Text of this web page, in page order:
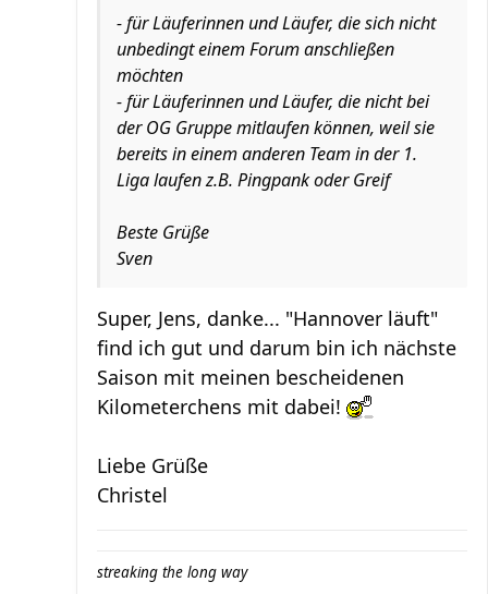
- für Läuferinnen und Läufer, die sich nicht
unbedingt einem Forum anschließen
möchten
- für Läuferinnen und Läufer, die nicht bei
der OG Gruppe mitlaufen können, weil sie
bereits in einem anderen Team in der 1.
Liga laufen z.B. Pingpank oder Greif
Beste Grüße
Sven
Super, Jens, danke... "Hannover läuft"
find ich gut und darum bin ich nächste
Saison mit meinen bescheidenen
Kilometerchens mit dabei!
Liebe Grüße
Christel
streaking the long way